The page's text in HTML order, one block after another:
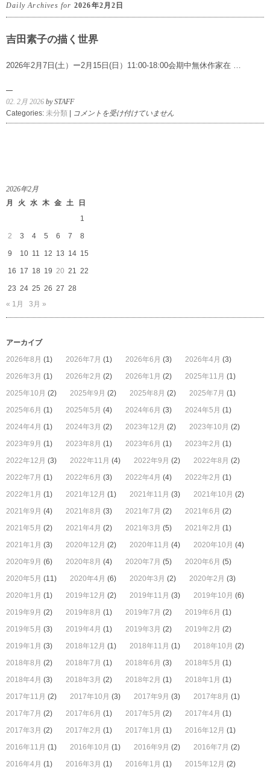
Daily Archives for 2026年2月2日
吉田素子の描く世界
2026年2月7日(土）ー2月15日(日）11:00-18:00会期中無休作家在 …
02. 2月 2026 by STAFF
Categories: 未分類
吉
田
界
コメントを受け付けていません
2026年2月
月
火 水 木 金 土
日
1
2 3 4 5 6 7 8
9 10 11 12 13 14 15
16 17 18 19 20 21 22
23 24 25 26 27 28
« 1月
3月 »
アーカイブ
2026年8月 (1) 2026年7月 (1) 2026年6月 (3) 2026年4月 (3)
2026年3月 (1) 2026年2月 (2) 2026年1月 (2) 2025年11月 (1)
2025年10月 (2) 2025年9月 (2) 2025年8月 (2) 2025年7月 (1)
2025年6月 (1) 2025年5月 (4) 2024年6月 (3) 2024年5月 (1)
2024年4月 (1) 2024年3月 (2) 2023年12月 (2) 2023年10月 (2)
2023年9月 (1) 2023年8月 (1) 2023年6月 (1) 2023年2月 (1)
2022年12月 (3) 2022年11月 (4) 2022年9月 (2) 2022年8月 (2)
2022年7月 (1) 2022年6月 (3) 2022年4月 (4) 2022年2月 (1)
2022年1月 (1) 2021年12月 (1) 2021年11月 (3) 2021年10月 (2)
2021年9月 (4) 2021年8月 (3) 2021年7月 (2) 2021年6月 (2)
2021年5月 (2) 2021年4月 (2) 2021年3月 (5) 2021年2月 (1)
2021年1月 (3) 2020年12月 (2) 2020年11月 (4) 2020年10月 (4)
2020年9月 (6) 2020年8月 (4) 2020年7月 (5) 2020年6月 (5)
2020年5月 (11) 2020年4月 (6) 2020年3月 (2) 2020年2月 (3)
2020年1月 (1) 2019年12月 (2) 2019年11月 (3) 2019年10月 (6)
2019年9月 (2) 2019年8月 (1) 2019年7月 (2) 2019年6月 (1)
2019年5月 (3) 2019年4月 (1) 2019年3月 (2) 2019年2月 (2)
2019年1月 (3) 2018年12月 (1) 2018年11月 (1) 2018年10月 (2)
2018年8月 (2) 2018年7月 (1) 2018年6月 (3) 2018年5月 (1)
2018年4月 (3) 2018年3月 (2) 2018年2月 (1) 2018年1月 (1)
2017年11月 (2) 2017年10月 (3) 2017年9月 (3) 2017年8月 (1)
2017年7月 (2) 2017年6月 (1) 2017年5月 (2) 2017年4月 (1)
2017年3月 (2) 2017年2月 (1) 2017年1月 (1) 2016年12月 (1)
2016年11月 (1) 2016年10月 (1) 2016年9月 (2) 2016年7月 (2)
2016年4月 (1) 2016年3月 (1) 2016年1月 (1) 2015年12月 (2)